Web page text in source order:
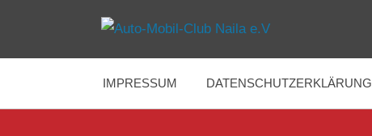
springen
Auto-
Mobil-
am
Limit
IMPRESSUM DATENSCHUTZERKLÄRUNG